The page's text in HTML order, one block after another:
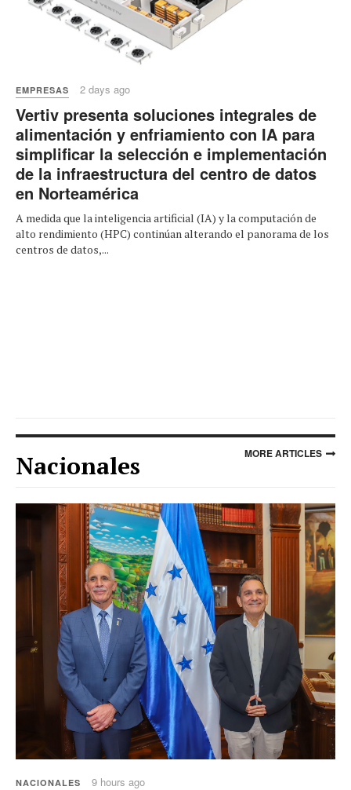
EMPRESAS 2 days ago
Vertiv presenta soluciones integrales de
alimentación y enfriamiento con IA para
simplificar la selección e implementación
de la infraestructura del centro de datos
en Norteamérica
A medida que la inteligencia artificial (IA) y la computación de
alto rendimiento (HPC) continúan alterando el panorama de los
centros de datos,...
Nacionales MORE ARTICLES
NACIONALES 9 hours ago